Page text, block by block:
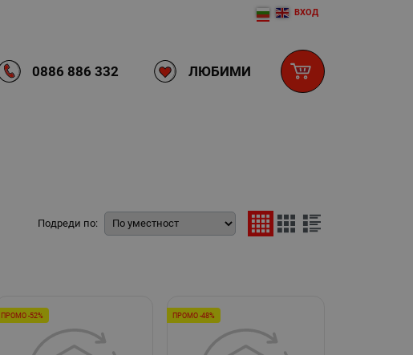
ВХОД
0886 886 332 ЛЮБИМИ
Подреди по:
ПРОМО -52% ПРОМО -48%